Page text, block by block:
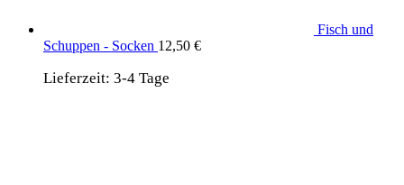
Fisch und
Schuppen - Socken 12,50 €
Lieferzeit: 3-4 Tage